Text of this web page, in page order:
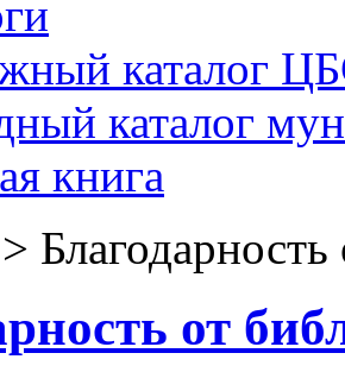
каталог
каталог
книга
>
от